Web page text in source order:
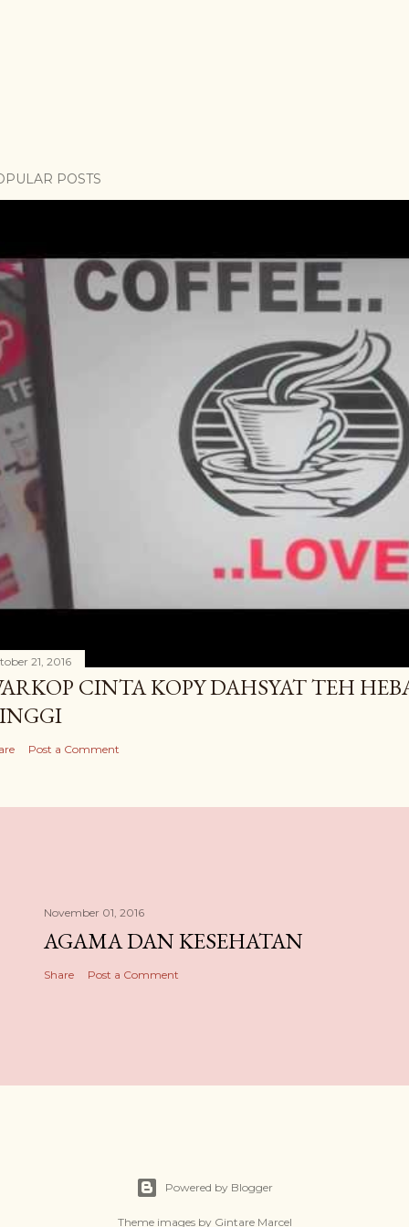
POSTS
21, 2016
CINTA KOPY DAHSYAT TEH
Post a Comment
November 01, 2016
AGAMA DAN KESEHATAN
Share Post a Comment
Powered by Blogger
Theme images by Gintare Marcel